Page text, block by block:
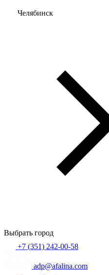
Челябинск
Выбрать город
+7 (351) 242-00-58
adp@afalina.com